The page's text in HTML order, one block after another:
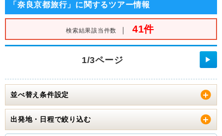
「奈良京都旅行」に関するツアー情報
検索結果該当件数 ｜ 41件
1/3ページ ▶
並べ替え条件設定
出発地・日程で絞り込む